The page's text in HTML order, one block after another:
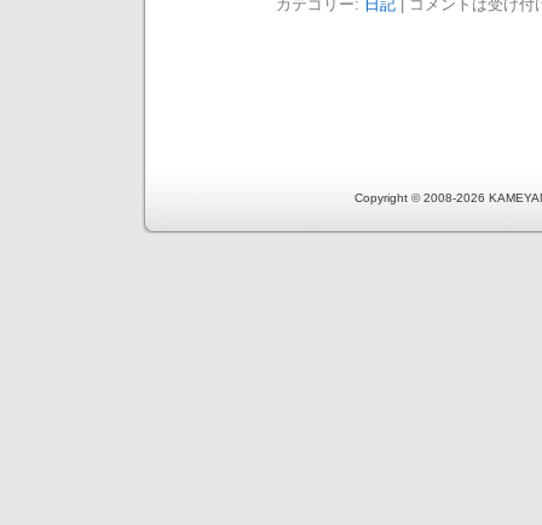
カテゴリー: 日記| コメントは受け付
Copyright © 2008-2026